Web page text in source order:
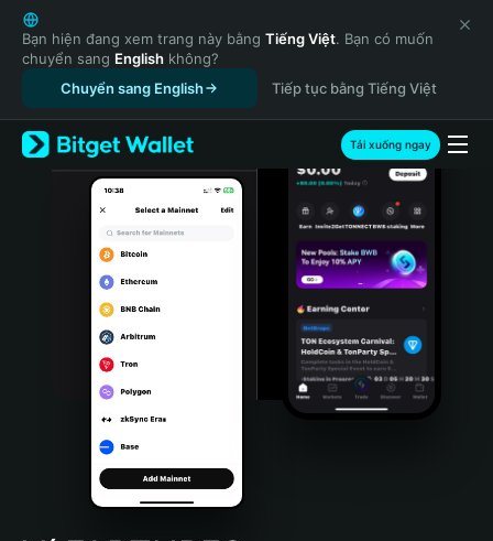
English
日本語
Tiếng Việt
Русский
Español (Latinoamérica)
Türkçe
Italiano
Português (Portugal)
Bahasa Indonesia
Português (Brasil)
Español (Argentina)
Bạn hiện đang xem trang này bằng Tiếng Việt. Bạn có muốn
chuyển sang English không?
Chuyển sang English
Tiếp tục bằng Tiếng Việt
Tải xuống ngay